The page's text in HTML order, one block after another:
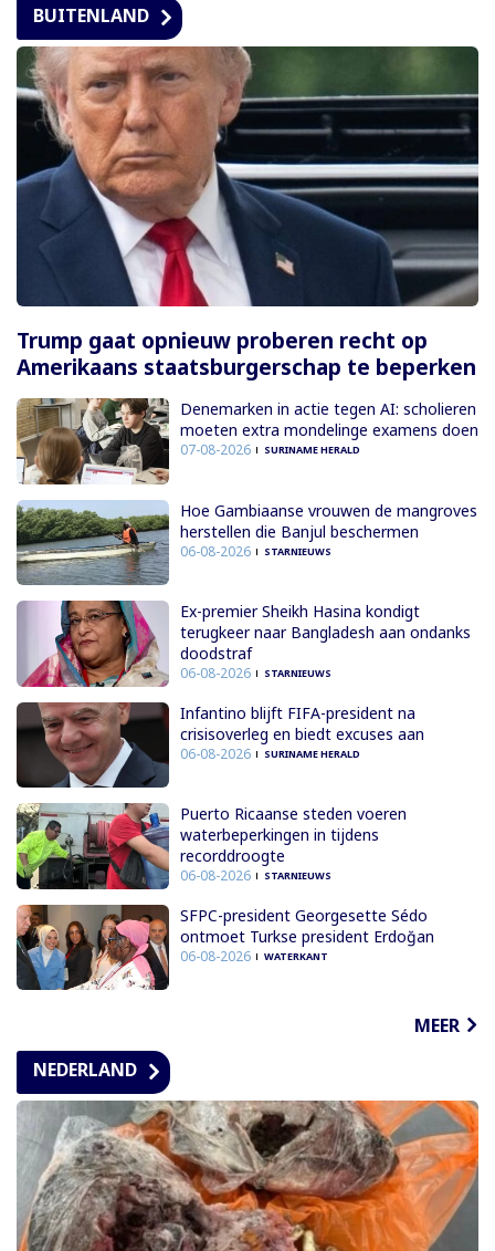
BUITENLAND
Trump gaat opnieuw proberen recht op
Amerikaans staatsburgerschap te beperken
Denemarken in actie tegen AI: scholieren
moeten extra mondelinge examens doen
07-08-2026 SURINAME HERALD
Hoe Gambiaanse vrouwen de mangroves
herstellen die Banjul beschermen
06-08-2026 STARNIEUWS
Ex-premier Sheikh Hasina kondigt
terugkeer naar Bangladesh aan ondanks
doodstraf
06-08-2026 STARNIEUWS
Infantino blijft FIFA-president na
crisisoverleg en biedt excuses aan
06-08-2026 SURINAME HERALD
Puerto Ricaanse steden voeren
waterbeperkingen in tijdens
recorddroogte
06-08-2026 STARNIEUWS
SFPC-president Georgesette Sédo
ontmoet Turkse president Erdoğan
06-08-2026 WATERKANT
MEER
NEDERLAND